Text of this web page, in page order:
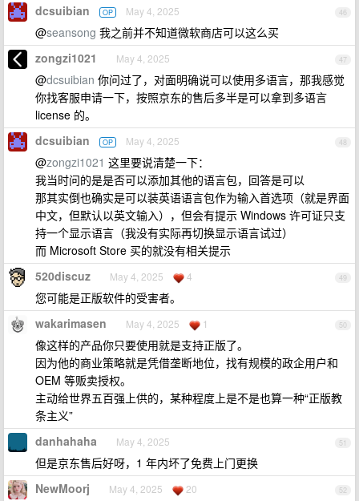
46
dcsuibian OP May 4, 2025
@seansong 我之前并不知道微软商店可以这么买
47
zongzi1021 May 4, 2025
@dcsuibian 你问过了，对面明确说可以使用多语言，那我感觉
你找客服申请一下，按照京东的售后多半是可以拿到多语言
license 的。
48
dcsuibian OP May 4, 2025
@zongzi1021 这里要说清楚一下：
我当时问的是是否可以添加其他的语言包，回答是可以
那其实倒也确实是可以装英语语言包作为输入首选项（就是界面
中文，但默认以英文输入），但会有提示 Windows 许可证只支
持一个显示语言（我没有实际再切换显示语言试过）
而 Microsoft Store 买的就没有相关提示
49
520discuz May 4, 2025 4
您可能是正版软件的受害者。
50
wakarimasen May 4, 2025 1
像这样的产品你只要使用就是支持正版了。
因为他的商业策略就是凭借垄断地位，找有规模的政企用户和
OEM 等贩卖授权。
主动给世界五百强上供的，某种程度上是不是也算一种“正版教
条主义”
51
danhahaha May 4, 2025
但是京东售后好呀，1 年内坏了免费上门更换
52
NewMoorj May 4, 2025 20